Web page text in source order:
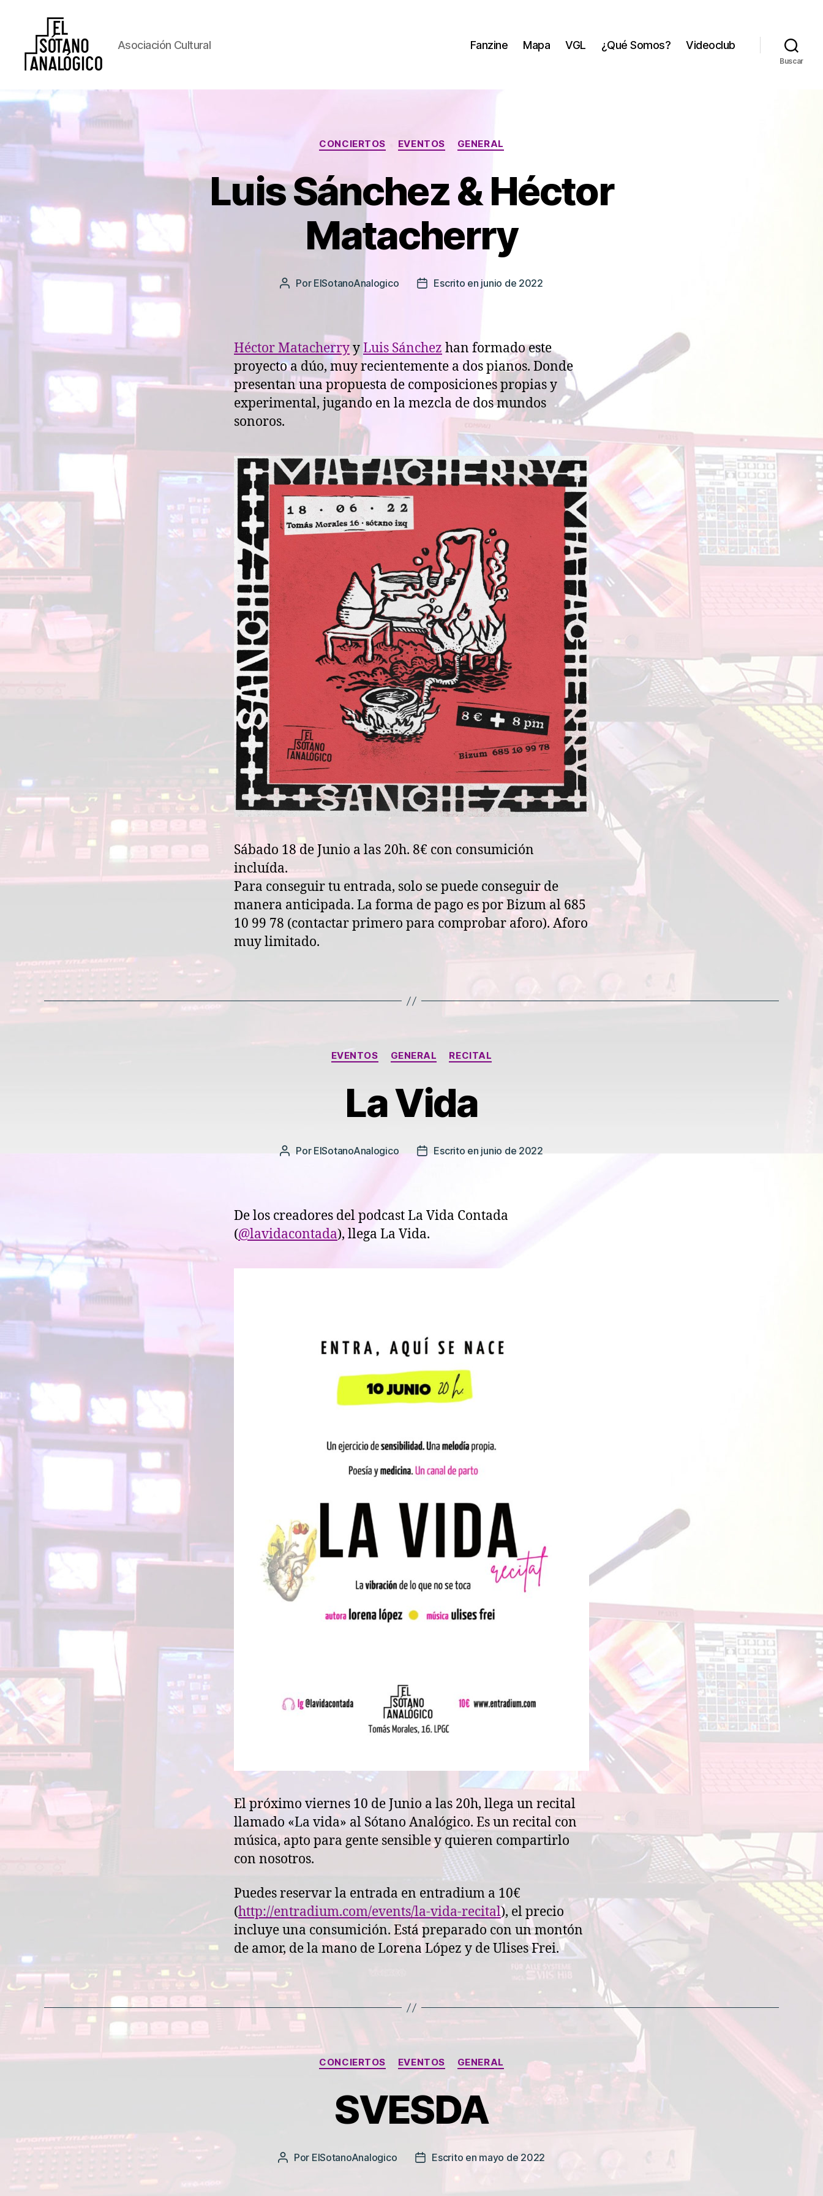
El
Sótano
Analógico
Asociación Cultural Fanzine Mapa VGL ¿Qué Somos? Videoclub
Buscar
Categorías
CONCIERTOS EVENTOS GENERAL
Luis Sánchez & Héctor
Matacherry
Autor
Por ElSotanoAnalogico
FechaEscrito en junio de 2022
Héctor MatacherryyLuis Sánchez han formado este
proyecto a dúo, muy recientemente a dos pianos. Donde
presentan una propuesta de composiciones propias y
experimental, jugando en la mezcla de dos mundos
sonoros.
Sábado 18 de Junio a las 20h. 8€ con consumición
incluída.
Para conseguir tu entrada, solo se puede conseguir de
manera anticipada. La forma de pago es por Bizum al 685
10 99 78 (contactar primero para comprobar aforo). Aforo
muy limitado.
Categorías
EVENTOS GENERAL RECITAL
La Vida
Autor
Por ElSotanoAnalogico
FechaEscrito en junio de 2022
De los creadores del podcast La Vida Contada
(@lavidacontada), llega La Vida.
El próximo viernes 10 de Junio a las 20h, llega un recital
llamado «La vida» al Sótano Analógico. Es un recital con
música, apto para gente sensible y quieren compartirlo
con nosotros.
Puedes reservar la entrada en entradium a 10€
(http://entradium.com/events/la-vida-recital), el precio
incluye una consumición. Está preparado con un montón
de amor, de la mano de Lorena López y de Ulises Frei.
Categorías
CONCIERTOS EVENTOS GENERAL
SVESDA
Autor
Por ElSotanoAnalogico
FechaEscrito en mayo de 2022